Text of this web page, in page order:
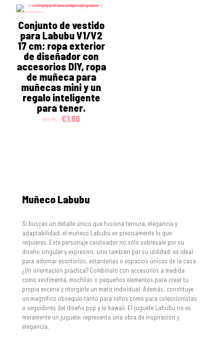
€12.27.€0.99.
Conjunto de vestido
para Labubu V1/V2
17 cm: ropa exterior
de diseñador con
accesorios DIY, ropa
de muñeca para
muñecas mini y un
regalo inteligente
para tener.
€4.15 Original
€1.86Current
Muñeco Labubu
Si buscas un detalle único que fusiona ternura, elegancia y
adaptabilidad, el muñeco Labubu es precisamente lo que
requieres. Este personaje cautivador no solo sobresale por su
diseño singular y expresivo, sino también por su utilidad: es ideal
para adornar escritorios, estanterías o espacios únicos de la casa.
¿Un orientación práctica? Combinalo con accesorios a medida
como vestimenta, mochilas o pequeños elementos para crear tu
propia escena y otorgarle un matiz individual. Además, constituye
un magnífico obsequio tanto para niños como para coleccionistas
o seguidores del diseño pop y lo kawaii. El juguete Labubu no es
meramente un juguete: representa una obra de inspiración y
elegancia.